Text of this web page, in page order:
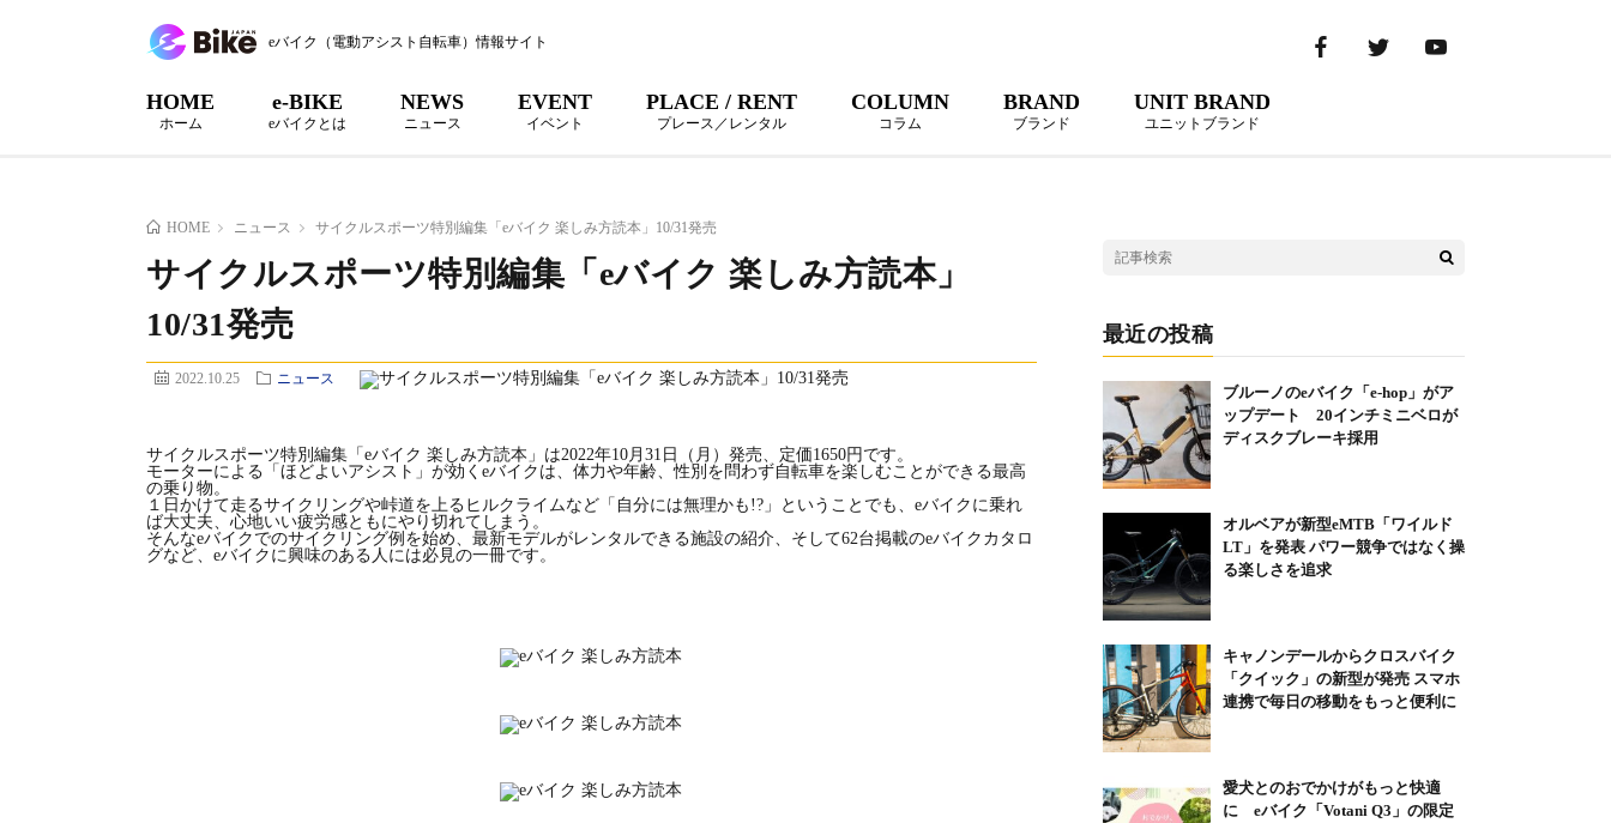
eバイク（電動アシスト自転車）情報サイト
HOME
ホーム
e-BIKE
eバイクとは
NEWS
ニュース
EVENT
イベント
PLACE / RENT
プレース／レンタル
COLUMN
コラム
BRAND
ブランド
UNIT BRAND
ユニットブランド
HOME ニュース サイクルスポーツ特別編集「eバイク 楽しみ方読本」10/31発売
サイクルスポーツ特別編集「eバイク 楽しみ方読本」
10/31発売
2022.10.25 ニュース
サイクルスポーツ特別編集「eバイク 楽しみ方読本」は2022年10月31日（月）発売、定価1650円です。
モーターによる「ほどよいアシスト」が効くeバイクは、体力や年齢、性別を問わず自転車を楽しむことができる最高
の乗り物。
１日かけて走るサイクリングや峠道を上るヒルクライムなど「自分には無理かも!?」ということでも、eバイクに乗れ
ば大丈夫、心地いい疲労感ともにやり切れてしまう。
そんなeバイクでのサイクリング例を始め、最新モデルがレンタルできる施設の紹介、そして62台掲載のeバイクカタロ
グなど、eバイクに興味のある人には必見の一冊です。
最近の投稿
ブルーノのeバイク「e-hop」がア
ップデート 20インチミニベロが
ディスクブレーキ採用
オルベアが新型eMTB「ワイルド
LT」を発表 パワー競争ではなく操
る楽しさを追求
キャノンデールからクロスバイク
「クイック」の新型が発売 スマホ
連携で毎日の移動をもっと便利に
愛犬とのおでかけがもっと快適
に eバイク「Votani Q3」の限定